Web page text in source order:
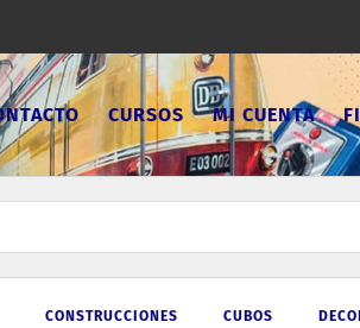
CURSOS MI CUENTA
CONSTRUCCIONES CUBOS